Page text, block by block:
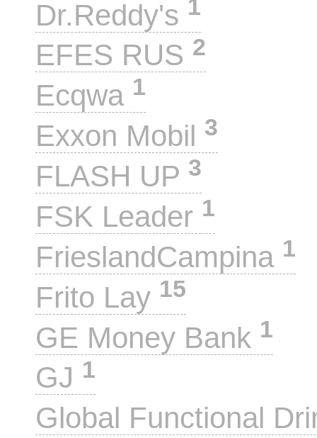
Dr.Reddy's 1
EFES RUS 2
Ecqwa 1
Exxon Mobil 3
FLASH UP 3
FSK Leader 1
FrieslandCampina 1
Frito Lay 15
GE Money Bank 1
GJ 1
Global Functional